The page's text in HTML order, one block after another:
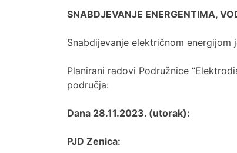
SNABDJEVANJE ENERGENTIMA,
Snabdijevanje električnom energijom
Planirani radovi Podružnice
područja:
Dana 28.11.2023. (utorak):
PJD Zenica: